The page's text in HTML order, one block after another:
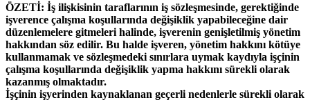
ÖZETİ: İş ilişkisinin taraflarının iş sözleşmesinde, gerektiğinde
işverence çalışma koşullarında değişiklik yapabileceğine dair
düzenlemelere gitmeleri halinde, işverenin genişletilmiş yönetim
hakkından söz edilir. Bu halde işveren, yönetim hakkını kötüye
kullanmamak ve sözleşmedeki sınırlara uymak kaydıyla işçinin
çalışma koşullarında değişiklik yapma hakkını sürekli olarak
kazanmış olmaktadır.
İşçinin işyerinden kaynaklanan geçerli nedenlerle sürekli olarak